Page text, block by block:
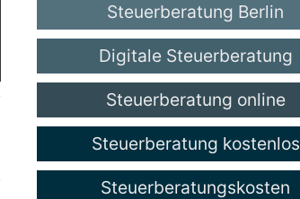
Steuerberatung Berlin
Digitale Steuerberatung
Steuerberatung online
Steuerberatung kostenlos
Steuerberatungskosten